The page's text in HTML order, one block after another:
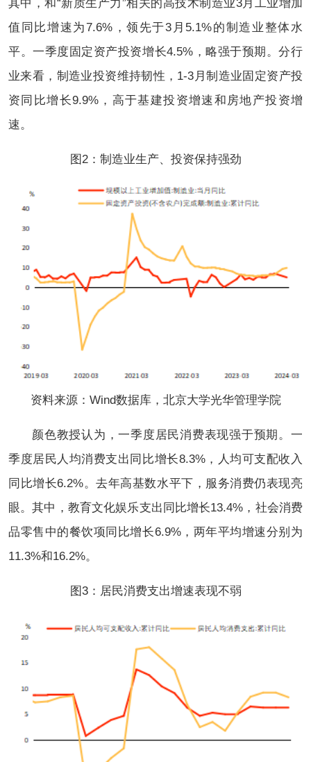
其中，和“新质生产力”相关的高技术制造业3月工业增加
值同比增速为7.6%，领先于3月5.1%的制造业整体水
平。一季度固定资产投资增长4.5%，略强于预期。分行
业来看，制造业投资维持韧性，1-3月制造业固定资产投
资同比增长9.9%，高于基建投资增速和房地产投资增
速。
图2：制造业生产、投资保持强劲
资料来源：Wind数据库，北京大学光华管理学院
颜色教授认为，一季度居民消费表现强于预期。一
季度居民人均消费支出同比增长8.3%，人均可支配收入
同比增长6.2%。去年高基数水平下，服务消费仍表现亮
眼。其中，教育文化娱乐支出同比增长13.4%，社会消费
品零售中的餐饮项同比增长6.9%，两年平均增速分别为
11.3%和16.2%。
图3：居民消费支出增速表现不弱